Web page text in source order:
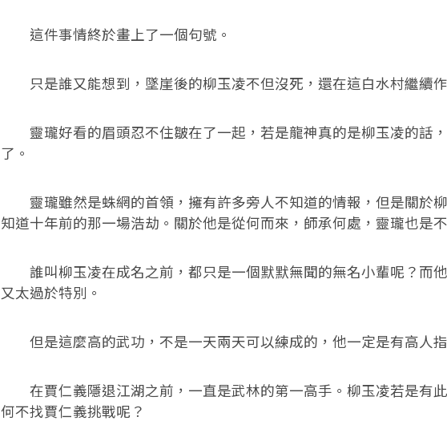
這件事情終於畫上了一個句號。
只是誰又能想到，墜崖後的柳玉凌不但沒死，還在這白水村繼續作
靈瓏好看的眉頭忍不住皺在了一起，若是龍神真的是柳玉凌的話
了。
靈瓏雖然是蛛網的首領，擁有許多旁人不知道的情報，但是關於
知道十年前的那一場浩劫。關於他是從何而來，師承何處，靈瓏也是不
誰叫柳玉凌在成名之前，都只是一個默默無聞的無名小輩呢？而他
又太過於特別。
但是這麼高的武功，不是一天兩天可以練成的，他一定是有高人指
在賈仁義隱退江湖之前，一直是武林的第一高手。柳玉凌若是有
何不找賈仁義挑戰呢？